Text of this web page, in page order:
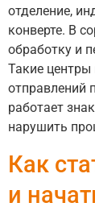
отделение,
конверте. В
обработку и
Такие
отправлений
работает
нарушить
Как
и